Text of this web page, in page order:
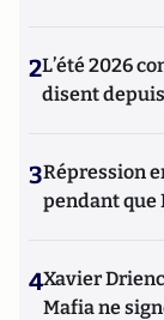
2L’été 2026
disent
3Répression
pendant que
4Xavier
Mafia ne